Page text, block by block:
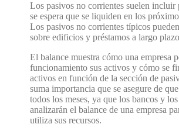
Los pasivos no corrientes suelen incluir
se espera que se liquiden en los
Los pasivos no corrientes típicos
sobre edificios y préstamos a largo
El balance muestra cómo una empresa
funcionamiento sus activos y cómo se
activos en función de la sección de
suma importancia que se asegure de
todos los meses, ya que los bancos y
analizarán el balance de una empresa
utiliza sus recursos.